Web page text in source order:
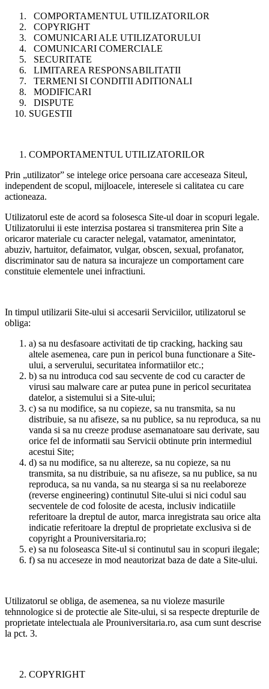
COMPORTAMENTUL UTILIZATORILOR
COPYRIGHT
COMUNICARI ALE UTILIZATORULUI
COMUNICARI COMERCIALE
SECURITATE
LIMITAREA RESPONSABILITATII
TERMENI SI CONDITII ADITIONALI
MODIFICARI
DISPUTE
SUGESTII
COMPORTAMENTUL UTILIZATORILOR
Prin „utilizator” se intelege orice persoana care acceseaza Siteul,
independent de scopul, mijloacele, interesele si calitatea cu care
actioneaza.
Utilizatorul este de acord sa folosesca Site-ul doar in scopuri legale.
Utilizatorului ii este interzisa postarea si transmiterea prin Site a
oricaror materiale cu caracter nelegal, vatamator, amenintator,
abuziv, hartuitor, defaimator, vulgar, obscen, sexual, profanator,
discriminator sau de natura sa incurajeze un comportament care
constituie elementele unei infractiuni.
In timpul utilizarii Site-ului si accesarii Serviciilor, utilizatorul se
obliga:
a) sa nu desfasoare activitati de tip cracking, hacking sau
altele asemenea, care pun in pericol buna functionare a Site-
ului, a serverului, securitatea informatiilor etc.;
b) sa nu introduca cod sau secvente de cod cu caracter de
virusi sau malware care ar putea pune in pericol securitatea
datelor, a sistemului si a Site-ului;
c) sa nu modifice, sa nu copieze, sa nu transmita, sa nu
distribuie, sa nu afiseze, sa nu publice, sa nu reproduca, sa nu
vanda si sa nu creeze produse asemanatoare sau derivate, sau
orice fel de informatii sau Servicii obtinute prin intermediul
acestui Site;
d) sa nu modifice, sa nu altereze, sa nu copieze, sa nu
transmita, sa nu distribuie, sa nu afiseze, sa nu publice, sa nu
reproduca, sa nu vanda, sa nu stearga si sa nu reelaboreze
(reverse engineering) continutul Site-ului si nici codul sau
secventele de cod folosite de acesta, inclusiv indicatiile
referitoare la dreptul de autor, marca inregistrata sau orice alta
indicatie referitoare la dreptul de proprietate exclusiva si de
copyright a Prouniversitaria.ro;
e) sa nu foloseasca Site-ul si continutul sau in scopuri ilegale;
f) sa nu acceseze in mod neautorizat baza de date a Site-ului.
Utilizatorul se obliga, de asemenea, sa nu violeze masurile
tehnnologice si de protectie ale Site-ului, si sa respecte drepturile de
proprietate intelectuala ale Prouniversitaria.ro, asa cum sunt descrise
la pct. 3.
COPYRIGHT